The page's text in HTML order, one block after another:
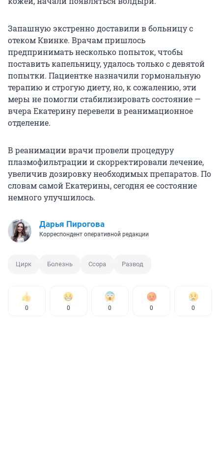
Запашную экстренно доставили в больницу с
отеком Квинке. Врачам пришлось
предпринимать несколько попыток, чтобы
поставить капельницу, удалось только с девятой
попытки. Пациентке назначили гормональную
терапию и строгую диету, но, к сожалению, эти
меры не помогли стабилизировать состояние —
вчера Екатерину перевели в реанимационное
отделение.
В реанимации врачи провели процедуру
плазмофильтрации и скорректировали лечение,
увеличив дозировку необходимых препаратов. По
словам самой Екатерины, сегодня ее состояние
немного улучшилось.
Дарья Пирогова
Корреспондент оперативной редакции
Цирк Болезнь Ссора Развод
0 0 0 0 0